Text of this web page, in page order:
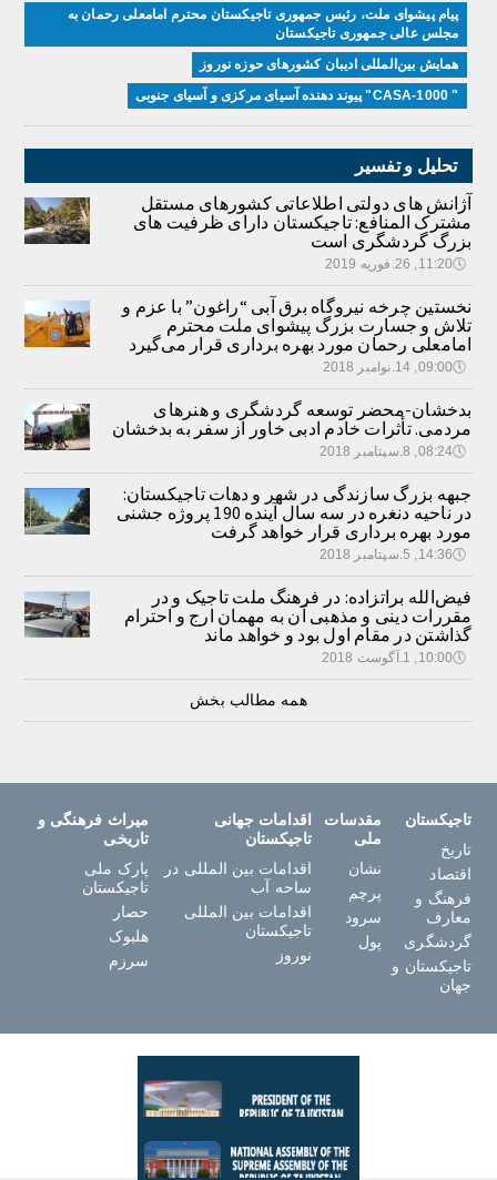
پیام پیشوای ملت، رئیس جمهوری تاجیکستان محترم امامعلی رحمان به
مجلس عالی جمهوری تاجیکستان
همایش بین‌المللی ادیبان کشور‌های حوزه نوروز
" CASA-1000" پیوند دهنده آسیای مرکزی و آسیای جنوبی
تحلیل و تفسیر
آژانش های دولتی اطلاعاتی کشورهای مستقل
مشترک المنافع: تاجیکستان دارای ظرفیت های
بزرگ گردشگری است
🕔11:20, 26.فوریه 2019
نخستین چرخه نیروگاه برق آبی “راغون” با عزم و
تلاش و جسارت بزرگ پیشوای ملت محترم
امامعلی رحمان مورد بهره برداری قرار می‌گیرد
🕔09:00, 14.نوامبر 2018
بدخشان-محضر توسعه گردشگری و هنرهای
مردمی. تأثرات خادم ادبی خاور از سفر به بدخشان
🕔08:24, 8.سپتامبر 2018
جبهه بزرگ سازندگی در شهر و دهات تاجیکستان:
در ناحیه دنغره در سه سال آینده 190 پروژه جشنی
مورد بهره برداری قرار خواهد گرفت
🕔14:36, 5.سپتامبر 2018
فیض‌الله براتزاده: در فرهنگ ملت تاجیک و در
مقررات دینی و مذهبی آن به مهمان ارج و احترام
گذاشتن در مقام اول بود و خواهد ماند
🕔10:00, 1.آگوست 2018
همه مطالب بخش
تاجیکستان
تاریخ
اقتصاد
فرهنگ و
معارف
گردشگری
تاجیکستان و
جهان
مقدسات
ملی
نشان
پرچم
سرود
پول
اقدامات جهانی
تاجیکستان
اقدامات بین المللی در
ساحه آب
اقدامات بین المللی
تاجیکستان
نوروز
میراث فرهنگی و
تاریخی
پارک ملی
تاجیکستان
حصار
هلبوک
سرزم